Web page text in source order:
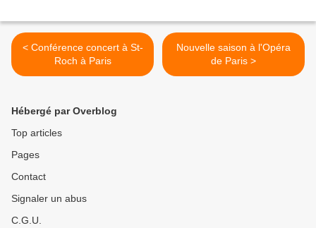
< Conférence concert à St-
Roch à Paris
Nouvelle saison à l'Opéra
de Paris >
Hébergé par Overblog
Top articles
Pages
Contact
Signaler un abus
C.G.U.